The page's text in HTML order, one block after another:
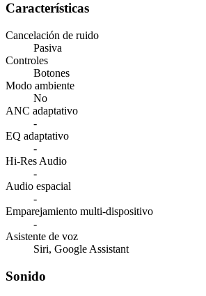
Características
Cancelación de ruido
Pasiva
Controles
Botones
Modo ambiente
No
ANC adaptativo
-
EQ adaptativo
-
Hi-Res Audio
-
Audio espacial
-
Emparejamiento multi-dispositivo
-
Asistente de voz
Siri, Google Assistant
Sonido